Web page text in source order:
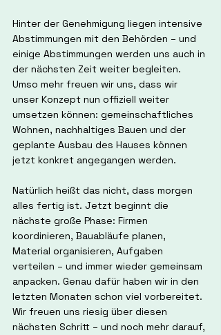
Hinter der Genehmigung liegen intensive
Abstimmungen mit den Behörden – und
einige Abstimmungen werden uns auch in
der nächsten Zeit weiter begleiten.
Umso mehr freuen wir uns, dass wir
unser Konzept nun offiziell weiter
umsetzen können: gemeinschaftliches
Wohnen, nachhaltiges Bauen und der
geplante Ausbau des Hauses können
jetzt konkret angegangen werden.
Natürlich heißt das nicht, dass morgen
alles fertig ist. Jetzt beginnt die
nächste große Phase: Firmen
koordinieren, Bauabläufe planen,
Material organisieren, Aufgaben
verteilen – und immer wieder gemeinsam
anpacken. Genau dafür haben wir in den
letzten Monaten schon viel vorbereitet.
Wir freuen uns riesig über diesen
nächsten Schritt – und noch mehr darauf,